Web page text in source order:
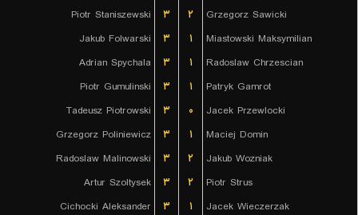
Piotr Staniszewski
۳ ۲
Grzegorz Sawicki
Jakub Folwarski
۳ ۱
Miastowski Maksymilian
Adrian Spychala
۳ ۱
Radoslaw Chrzescian
Piotr Gumulinski
۳ ۱
Patryk Gamrot
Tadeusz Piotrowski
۳ ۰
Jacek Przewlocki
Grzegorz Poliniewicz
۳ ۱
Maciej Domin
Radoslaw Malinowski
۳ ۲
Jakub Wozniak
Artur Szoltysek
۳ ۲
Piotr Strus
Cichocki Aleksander
۳ ۱
Jacek Wieczerzak